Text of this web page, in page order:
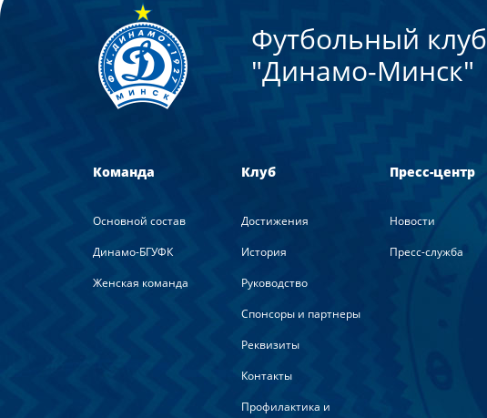
Футбольный клуб
"Динамо-Минск"
Команда
Основной состав
Динамо-БГУФК
Женская команда
Клуб
Достижения
История
Руководство
Спонсоры и партнеры
Реквизиты
Контакты
Профилактика и
Пресс-центр
Новости
Пресс-служба